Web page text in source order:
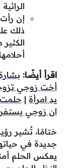
إن
ذلك
اقرأ أيضًا:
أخت زوجي
يد امرأة | حلمت
ان زوجي
ختامًا، تُشير
جديدة في
يعكس الحلم